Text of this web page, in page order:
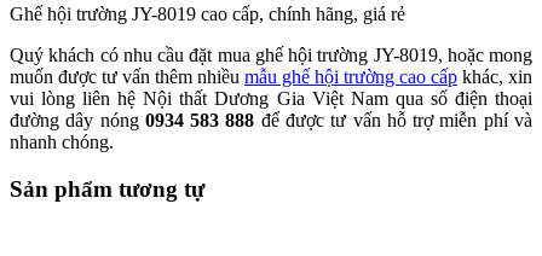
Ghế hội trường JY-8019 cao cấp, chính hãng, giá rẻ
Quý khách có nhu cầu đặt mua ghế hội trường JY-8019, hoặc mong
muốn được tư vấn thêm nhiều mẫu ghế hội trường cao cấp khác, xin
vui lòng liên hệ Nội thất Dương Gia Việt Nam qua số điện thoại
đường dây nóng 0934 583 888 để được tư vấn hỗ trợ miễn phí và
nhanh chóng.
Sản phẩm tương tự